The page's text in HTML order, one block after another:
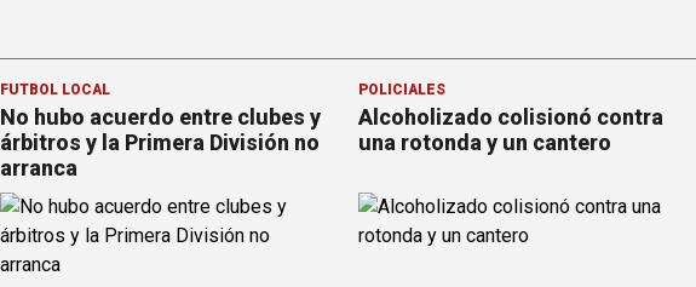
FÚTBOL LOCAL
No hubo acuerdo entre clubes y
árbitros y la Primera División no
arranca
POLICIALES
Alcoholizado colisionó contra
una rotonda y un cantero